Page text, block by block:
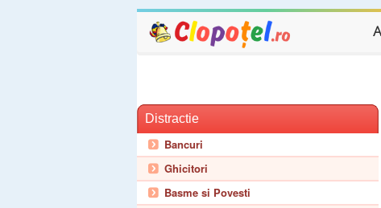
Distractie
Bancuri
Ghicitori
Basme si Povesti